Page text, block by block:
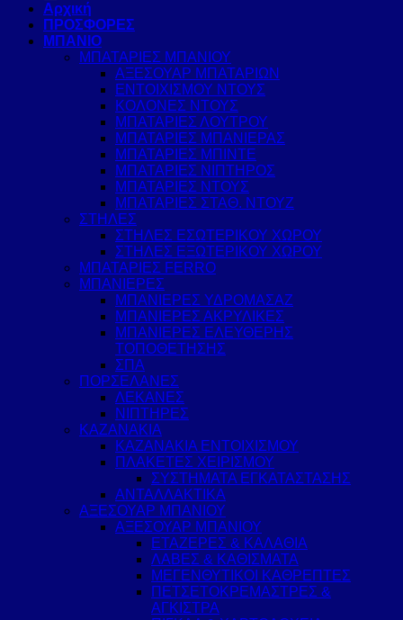
Αρχική
ΠΡΟΣΦΟΡΕΣ
ΜΠΑΝΙΟ
ΜΠΑΤΑΡΙΕΣ ΜΠΑΝΙΟΥ
ΑΞΕΣΟΥΑΡ ΜΠΑΤΑΡΙΩΝ
ΕΝΤΟΙΧΙΣΜΟΥ ΝΤΟΥΣ
ΚΟΛΟΝΕΣ ΝΤΟΥΣ
ΜΠΑΤΑΡΙΕΣ ΛΟΥΤΡΟΥ
ΜΠΑΤΑΡΙΕΣ ΜΠΑΝΙΕΡΑΣ
ΜΠΑΤΑΡΙΕΣ ΜΠΙΝΤΕ
ΜΠΑΤΑΡΙΕΣ ΝΙΠΤΗΡΟΣ
ΜΠΑΤΑΡΙΕΣ ΝΤΟΥΣ
ΜΠΑΤΑΡΙΕΣ ΣΤΑΘ. ΝΤΟΥΖ
ΣΤΗΛΕΣ
ΣΤΗΛΕΣ ΕΣΩΤΕΡΙΚΟΥ ΧΩΡΟΥ
ΣΤΗΛΕΣ ΕΞΩΤΕΡΙΚΟΥ ΧΩΡΟΥ
ΜΠΑΤΑΡΙΕΣ FERRO
ΜΠΑΝΙΕΡΕΣ
ΜΠΑΝΙΕΡΕΣ ΥΔΡΟΜΑΣΑΖ
ΜΠΑΝΙΕΡΕΣ ΑΚΡΥΛΙΚΕΣ
ΜΠΑΝΙΕΡΕΣ ΕΛΕΥΘΕΡΗΣ
ΤΟΠΟΘΕΤΗΣΗΣ
ΣΠΑ
ΠΟΡΣΕΛΑΝΕΣ
ΛΕΚΑΝΕΣ
ΝΙΠΤΗΡΕΣ
ΚΑΖΑΝΑΚΙΑ
ΚΑΖΑΝΑΚΙΑ ΕΝΤΟΙΧΙΣΜΟΥ
ΠΛΑΚΕΤΕΣ ΧΕΙΡΙΣΜΟΥ
ΣΥΣΤΗΜΑΤΑ ΕΓΚΑΤΑΣΤΑΣΗΣ
ΑΝΤΑΛΛΑΚΤΙΚΑ
ΑΞΕΣΟΥΑΡ ΜΠΑΝΙΟΥ
ΑΞΕΣΟΥΑΡ ΜΠΑΝΙΟΥ
ΕΤΑΖΕΡΕΣ & ΚΑΛΑΘΙΑ
ΛΑΒΕΣ & ΚΑΘΙΣΜΑΤΑ
ΜΕΓΕΝΘΥΤΙΚΟΙ ΚΑΘΡΕΠΤΕΣ
ΠΕΤΣΕΤΟΚΡΕΜΑΣΤΡΕΣ &
ΑΓΚΙΣΤΡΑ